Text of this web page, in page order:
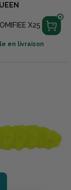
X25
en livraison